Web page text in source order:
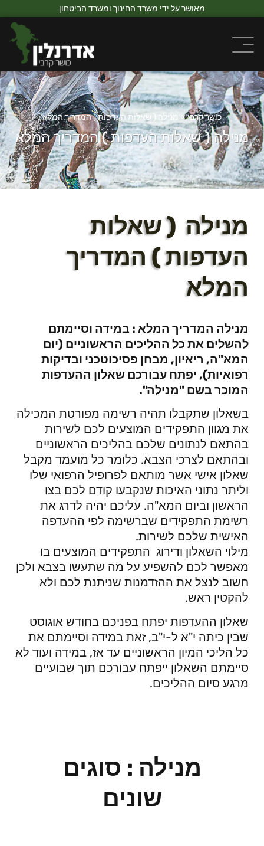
מאושר על ידי משרד החינוך ומשרד הביטחון
כושר קרבי» מנילה ( שאלות העדפות ) המדריך המלא
מנילה ( שאלות העדפות ) המדריך המלא
מנילה ( שאלות
העדפות ) המדריך
המלא
מנילה המדריך המלא : במידה וסיימתם
להשלים את כל ההליכים הראשוניים (יום
המא"ה, ריאיון, מבחן פסיכוטכני ובדיקות
רפואיות), יפתח עבורכם שאלון ההעדפות
המוכר בשם "מנילה".
בשאלון שתקבלו תהיה רשימה מפורטת המכילה
את מגוון התפקידים המוצעים לכם לשירות
בהתאם לנתונים שלכם בהליכים הראשוניים
ובהתאם לצרכי הצבא. כלומר כל מועמד מקבל
שאלון אישי אשר מותאם לפרופיל הרפואי שלו
וליתר נתוני האיכות שנקבעו קודם לכם בצו
הראשון וביום המא"ה. עליכם יהיה לדרג את
רשימת התפקידים שברשימה לפי ההעדפה
האישית שלכם לשירות.
מילוי השאלון ודירוג התפקידים המוצעים בו
מאפשר לכם להשפיע על מה שתעשו בצבא ולכן
חשוב לנצל את ההזדמנות שניתנת לכם ולא
להקטין ראש.
שאלון ההעדפות יפתח בפניכם בחודש אוגוסט
שבין כיתה י"א ל-י"ב, זאת במידה וסיימתם את
כל הליכי המיון הראשוניים עד אז, במידה ועוד לא
סיימתם השאלון ייפתח עבורכם תוך שבועיים
מרגע סיום ההליכים.
מנילה : סוגים
שונים